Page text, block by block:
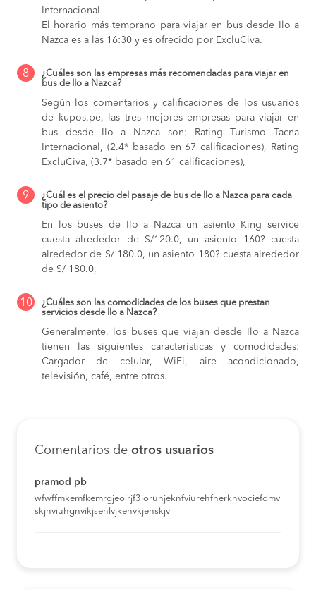
Internacional
El horario más temprano para viajar en bus desde Ilo a
Nazca es a las 16:30 y es ofrecido por ExcluCiva.
8
¿Cuáles son las empresas más recomendadas para viajar en
bus de Ilo a Nazca?
Según los comentarios y calificaciones de los usuarios
de kupos.pe, las tres mejores empresas para viajar en
bus desde Ilo a Nazca son: Rating Turismo Tacna
Internacional, (2.4* basado en 67 calificaciones), Rating
ExcluCiva, (3.7* basado en 61 calificaciones),
9
¿Cuál es el precio del pasaje de bus de Ilo a Nazca para cada
tipo de asiento?
En los buses de Ilo a Nazca un asiento King service
cuesta alrededor de S/120.0, un asiento 160? cuesta
alrededor de S/ 180.0, un asiento 180? cuesta alrededor
de S/ 180.0,
10
¿Cuáles son las comodidades de los buses que prestan
servicios desde Ilo a Nazca?
Generalmente, los buses que viajan desde Ilo a Nazca
tienen las siguientes características y comodidades:
Cargador de celular, WiFi, aire acondicionado,
televisión, café, entre otros.
Comentarios de otros usuarios
pramod pb
wfwffmkemfkemrgjeoirjf3iorunjeknfviurehfnerknvociefdmv
skjnviuhgnvikjsenlvjkenvkjenskjv